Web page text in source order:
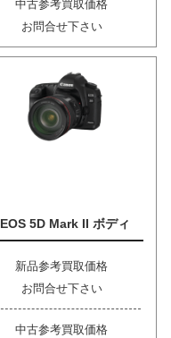
中古参考買取価格
お問合せ下さい
EOS 5D Mark II ボディ
新品参考買取価格
お問合せ下さい
中古参考買取価格